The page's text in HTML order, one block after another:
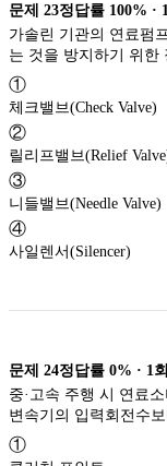
문제 23정답률 100% · 1
가솔린 기관의 연료펌
①
체크밸브(Check Valve)
②
릴리프밸브(Relief
③
니들밸브(Needle Valve)
④
사일렌서(Silencer)
문제 24정답률 0% · 1 회
중·고속 주행 시 연료
①